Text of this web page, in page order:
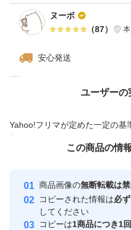
ヌーボ
（87）
安心発送
ユーザーの
Yahoo!フリマが定めた一定の基
付与しています
安心取引出品者
取引実績
価格の相談
この商品の情
商品画像の無断転載は
コピーされた情報は必
してください
コピーは1商品につき1回
この商品をみている人にオ